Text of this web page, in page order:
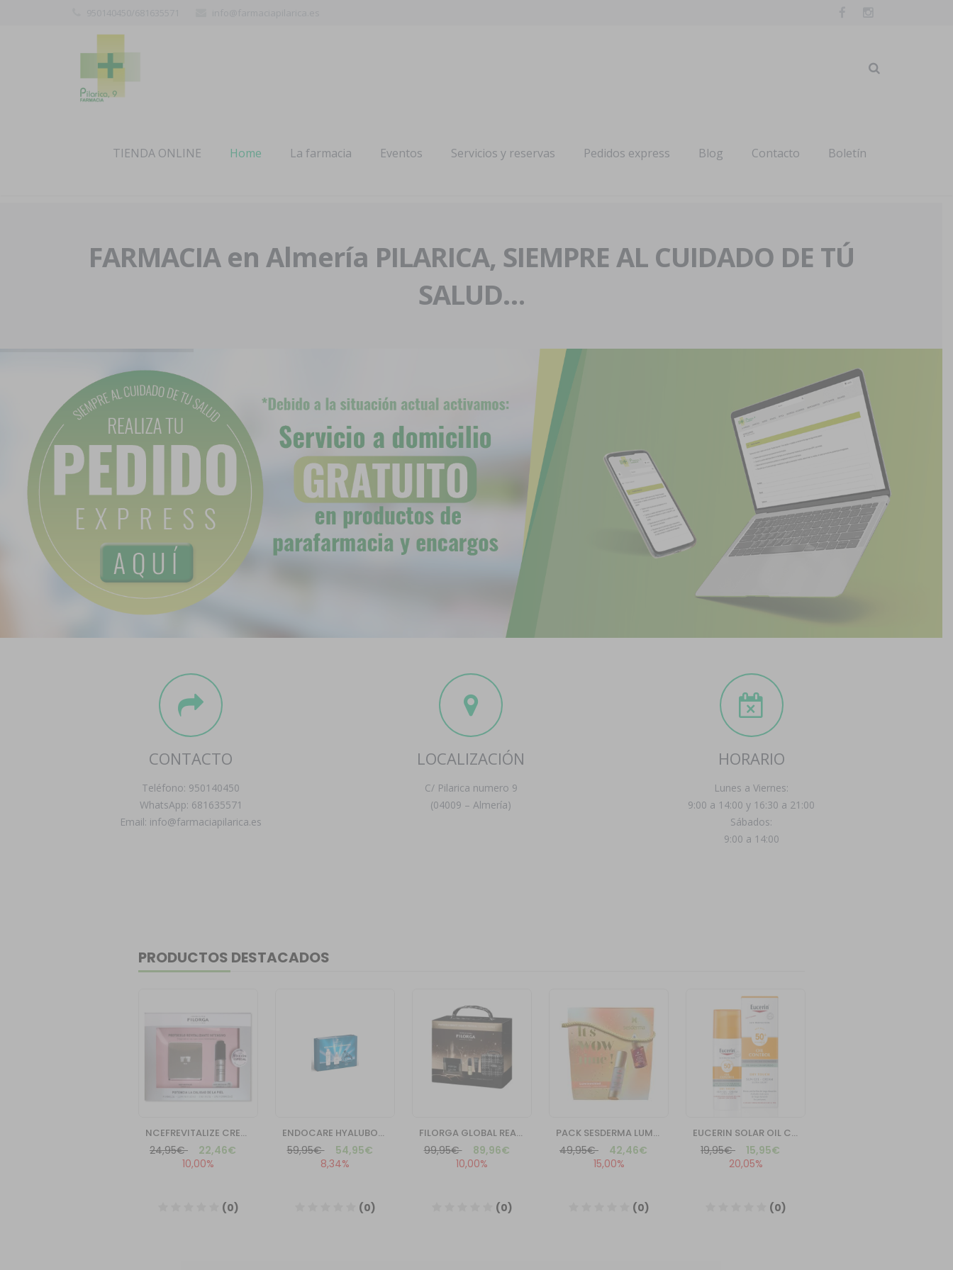
TIENDA ONLINE Home La farmacia Eventos Servicios y reservas Pedidos express Blog Contacto Boletín
FARMACIA en Almería PILARICA, SIEMPRE AL CUIDADO DE TÚ
SALUD…
CONTACTO
Teléfono: 950140450
WhatsApp: 681635571
Email: info@farmaciapilarica.es
LOCALIZACIÓN
C/ Pilarica numero 9
(04009 – Almería)
HORARIO
Lunes a Viernes:
9:00 a 14:00 y 16:30 a 21:00
Sábados:
9:00 a 14:00